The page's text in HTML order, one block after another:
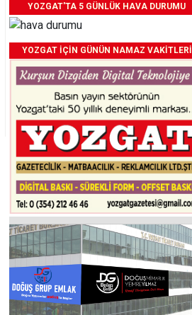
YOZGAT'TA 5 GÜNLÜK HAVA DURUMU
YOZGAT İÇİN GÜNÜN NAMAZ VAKİTLERİ